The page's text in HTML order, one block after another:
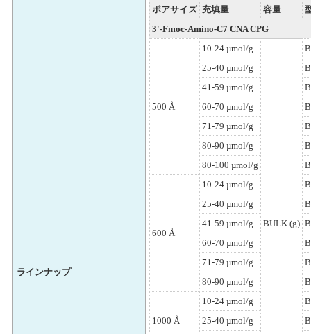
ラインナップ
ポアサイズ 充填量 容量
3'-Fmoc-Amino-C7 CNA CPG
500 Å
10-24 µmol/g
BULK (g)
25-40 µmol/g
41-59 µmol/g
60-70 µmol/g
71-79 µmol/g
80-90 µmol/g
80-100 µmol/g
600 Å
10-24 µmol/g
25-40 µmol/g
41-59 µmol/g
60-70 µmol/g
71-79 µmol/g
80-90 µmol/g
1000 Å
10-24 µmol/g
25-40 µmol/g